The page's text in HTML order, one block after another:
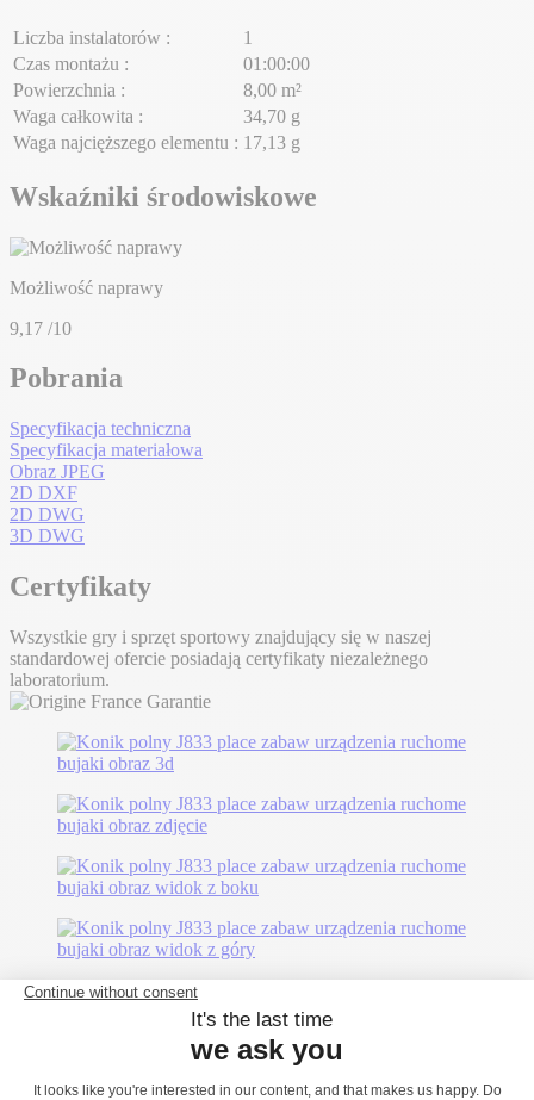
Liczba instalatorów :
1
Czas montażu :
01:00:00
Powierzchnia :
8,00 m²
Waga całkowita :
34,70 g
Waga najcięższego elementu : 17,13 g
Wskaźniki środowiskowe
Możliwość naprawy
9,17 /10
Pobrania
Specyfikacja techniczna
Specyfikacja materiałowa
Obraz JPEG
2D DXF
2D DWG
3D DWG
Certyfikaty
Wszystkie gry i sprzęt sportowy znajdujący się w naszej
standardowej ofercie posiadają certyfikaty niezależnego
laboratorium.